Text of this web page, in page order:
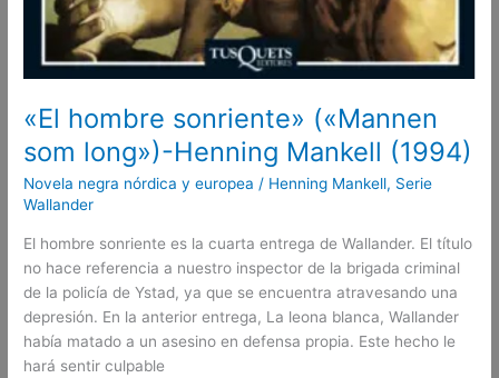
«El hombre sonriente» («Mannen
som long»)-Henning Mankell (1994)
Novela negra nórdica y europea / Henning Mankell, Serie
Wallander
El hombre sonriente es la cuarta entrega de Wallander. El título
no hace referencia a nuestro inspector de la brigada criminal
de la policía de Ystad, ya que se encuentra atravesando una
depresión. En la anterior entrega, La leona blanca, Wallander
había matado a un asesino en defensa propia. Este hecho le
hará sentir culpable